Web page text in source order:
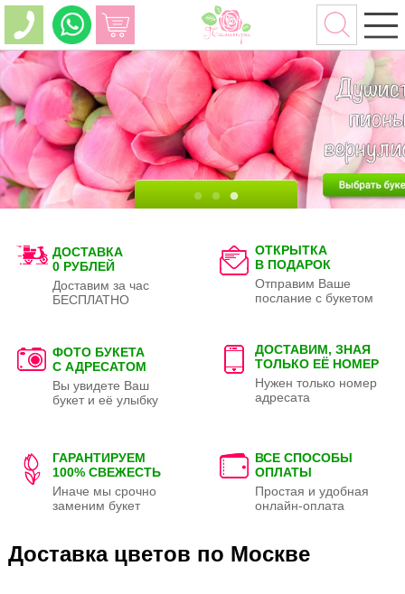
ДОСТАВКА
0 РУБЛЕЙ
Доставим за час
БЕСПЛАТНО
ОТКРЫТКА
В ПОДАРОК
Отправим Ваше
послание с букетом
ФОТО БУКЕТА
С АДРЕСАТОМ
Вы увидете Ваш
букет и её улыбку
ДОСТАВИМ, ЗНАЯ
ТОЛЬКО ЕЁ НОМЕР
Нужен только номер
адресата
ГАРАНТИРУЕМ
100% СВЕЖЕСТЬ
Иначе мы срочно
заменим букет
ВСЕ СПОСОБЫ
ОПЛАТЫ
Простая и удобная
онлайн-оплата
Доставка цветов по Москве